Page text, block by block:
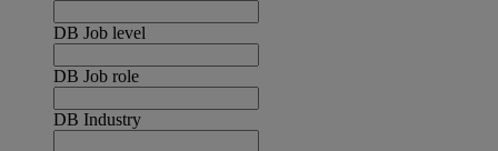
DB Job level
DB Job role
DB Industry